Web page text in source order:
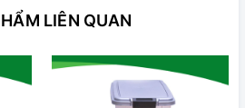
LIÊN QUAN